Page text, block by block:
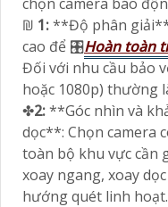
₪ 1:**Độ phân
cao để 🎛Hoàn toàn
Đối với nhu cầu bảo
hoặc 1080p) thường
✤2:**Góc nhìn và
dọc**: Chọn camera
toàn bộ khu vực cần
xoay ngang, xoay
hướng quét linh hoạt.